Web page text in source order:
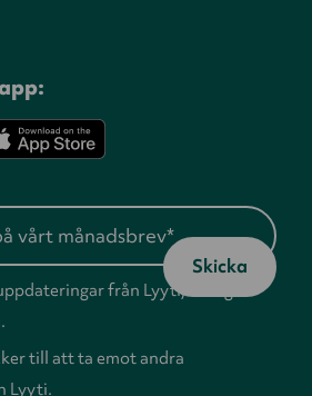
från Lyyti, vänligen
till att ta emot andra
Lyyti.